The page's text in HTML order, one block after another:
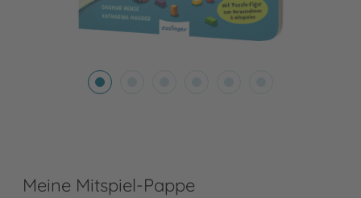
Meine Mitspiel-Pappe